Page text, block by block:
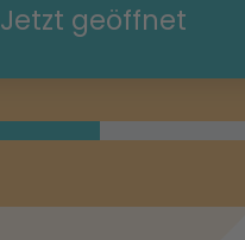
Jetzt geöffnet